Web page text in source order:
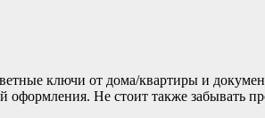
ключи от дома/квартиры и
оформления. Не стоит также забывать